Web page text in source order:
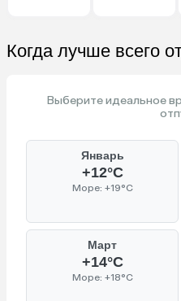
Когда лучше всего
Выберите идеальное
Январь
+12°C
Море: +19°C
Март
+14°C
Море: +18°C